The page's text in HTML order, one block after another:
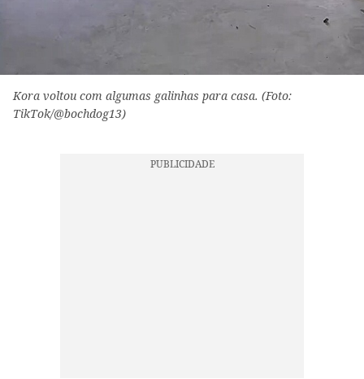
Kora voltou com algumas galinhas para casa. (Foto:
TikTok/@bochdog13)